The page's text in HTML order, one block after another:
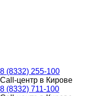
8 (8332) 255-100
Call-центр в Кирове
8 (8332) 711-100